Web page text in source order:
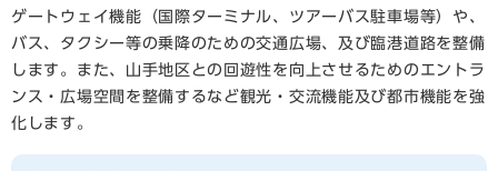
ゲートウェイ機能（国際ターミナル、ツアーバス駐車場等）や、
バス、タクシー等の乗降のための交通広場、及び臨港道路を整備
します。また、山手地区との回遊性を向上させるためのエントラ
ンス・広場空間を整備するなど観光・交流機能及び都市機能を強
化します。